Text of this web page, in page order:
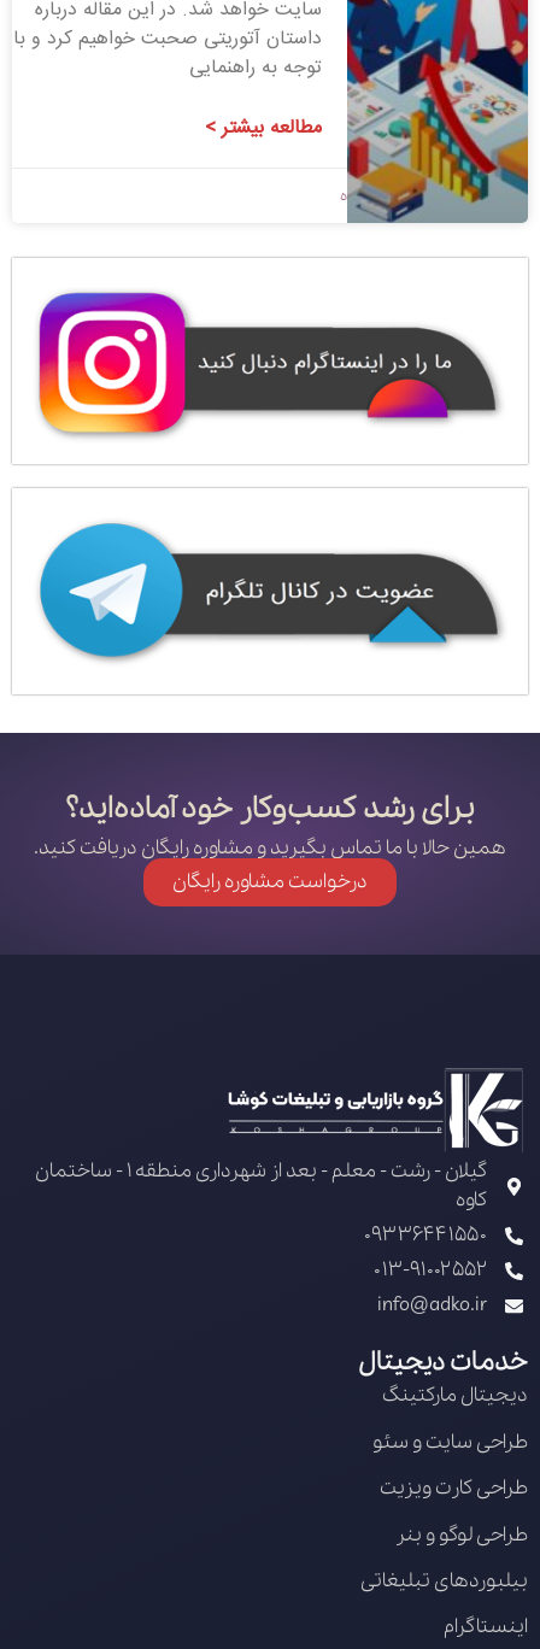
سایت خواهد شد. در این مقاله درباره
داستان آتوریتی صحبت خواهیم کرد و با
توجه به راهنمایی
مطالعه بیشتر >
1400/07/10 بدون دیدگاه
برای رشد کسب‌وکار خود آماده‌اید؟
همین حالا با ما تماس بگیرید و مشاوره رایگان دریافت کنید.
درخواست مشاوره رایگان
گیلان - رشت - معلم - بعد از شهرداری منطقه 1 - ساختمان
کاوه
09336441550
013-91002552
info@adko.ir
خدمات دیجیتال
دیجیتال مارکتینگ
طراحی سایت و سئو
طراحی کارت ویزیت
طراحی لوگو و بنر
بیلبوردهای تبلیغاتی
اینستاگرام